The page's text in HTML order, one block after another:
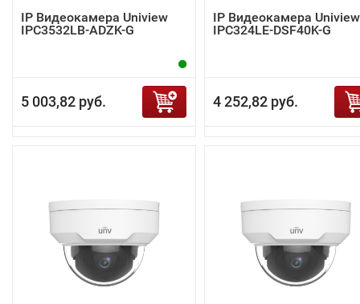
IP Видеокамера Uniview
IPC3532LB-ADZK-G
5 003,82 руб.
IP Видеокамера Uniview
IPC324LE-DSF40K-G
4 252,82 руб.